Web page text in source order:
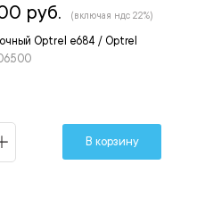
Optrel е684 / Optrel
руб. (включая ндс 22%)
В корзину